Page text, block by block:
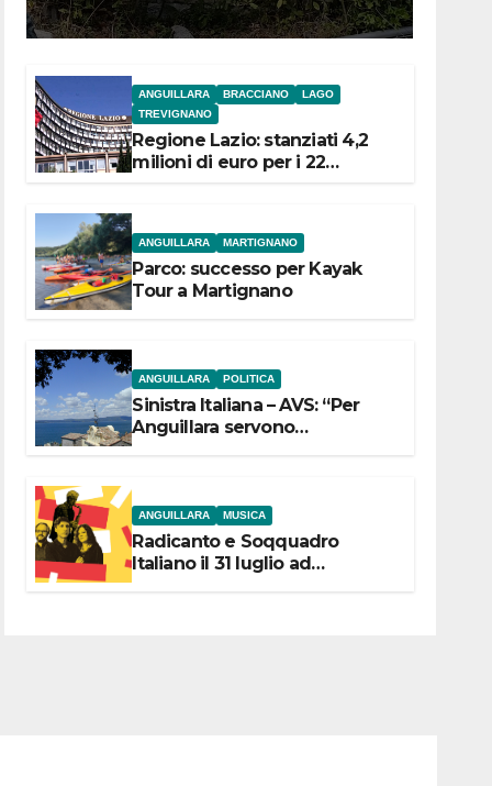
ANGUILLARA BRACCIANO
LAGO
TREVIGNANO
Regione Lazio: stanziati 4,2
milioni di euro per i 22
ANGUILLARA MARTIGNANO
Parco: successo per Kayak
Tour a Martignano
ANGUILLARA POLITICA
Sinistra Italiana – AVS: “Per
Anguillara servono
ANGUILLARA MUSICA
Radicanto e Soqquadro
Italiano il 31 luglio ad